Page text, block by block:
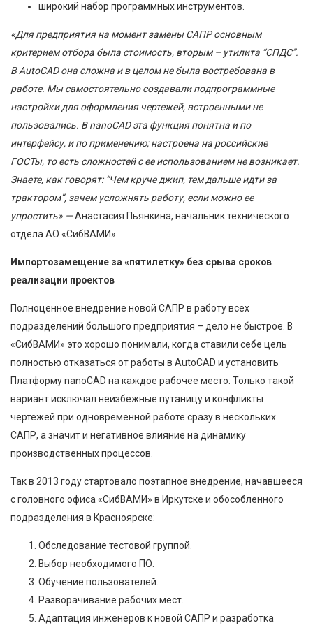
широкий набор программных инструментов.
«Для предприятия на момент замены САПР основным
критерием отбора была стоимость, вторым – утилита “СПДС”.
В AutoCAD она сложна и в целом не была востребована в
работе. Мы самостоятельно создавали подпрограммные
настройки для оформления чертежей, встроенными не
пользовались. В nanoCAD эта функция понятна и по
интерфейсу, и по применению; настроена на российские
ГОСТы, то есть сложностей с ее использованием не возникает.
Знаете, как говорят: “Чем круче джип, тем дальше идти за
трактором”, зачем усложнять работу, если можно ее
упростить» —Анастасия Пьянкина, начальник технического
отдела АО «СибВАМИ».
Импортозамещение за «пятилетку» без срыва сроков
реализации проектов
Полноценное внедрение новой САПР в работу всех
подразделений большого предприятия – дело не быстрое. В
«СибВАМИ» это хорошо понимали, когда ставили себе цель
полностью отказаться от работы в AutoCAD и установить
Платформу nanoCAD на каждое рабочее место. Только такой
вариант исключал неизбежные путаницу и конфликты
чертежей при одновременной работе сразу в нескольких
САПР, а значит и негативное влияние на динамику
производственных процессов.
Так в 2013 году стартовало поэтапное внедрение, начавшееся
с головного офиса «СибВАМИ» в Иркутске и обособленного
подразделения в Красноярске:
Обследование тестовой группой.
Выбор необходимого ПО.
Обучение пользователей.
Разворачивание рабочих мест.
Адаптация инженеров к новой САПР и разработка